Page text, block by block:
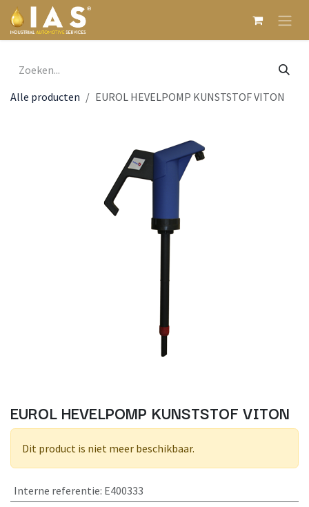
Overslaan naar inhoud
Alle producten EUROL HEVELPOMP KUNSTSTOF VITON
EUROL HEVELPOMP KUNSTSTOF VITON
Dit product is niet meer beschikbaar.
Interne referentie: E400333